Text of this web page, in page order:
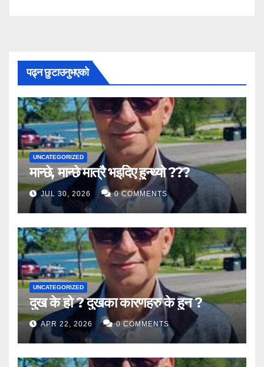
पढ्न छुटाउनुभएको
UNCATEGORIZED
मान्छे, मान्छे मात्रै भइदिए हुन्थ्यो ???
JUL 30, 2026 0 COMMENTS
UNCATEGORIZED
दुख के हो ? दुखका कारणहरु के हुन ?
APR 22, 2026 0 COMMENTS